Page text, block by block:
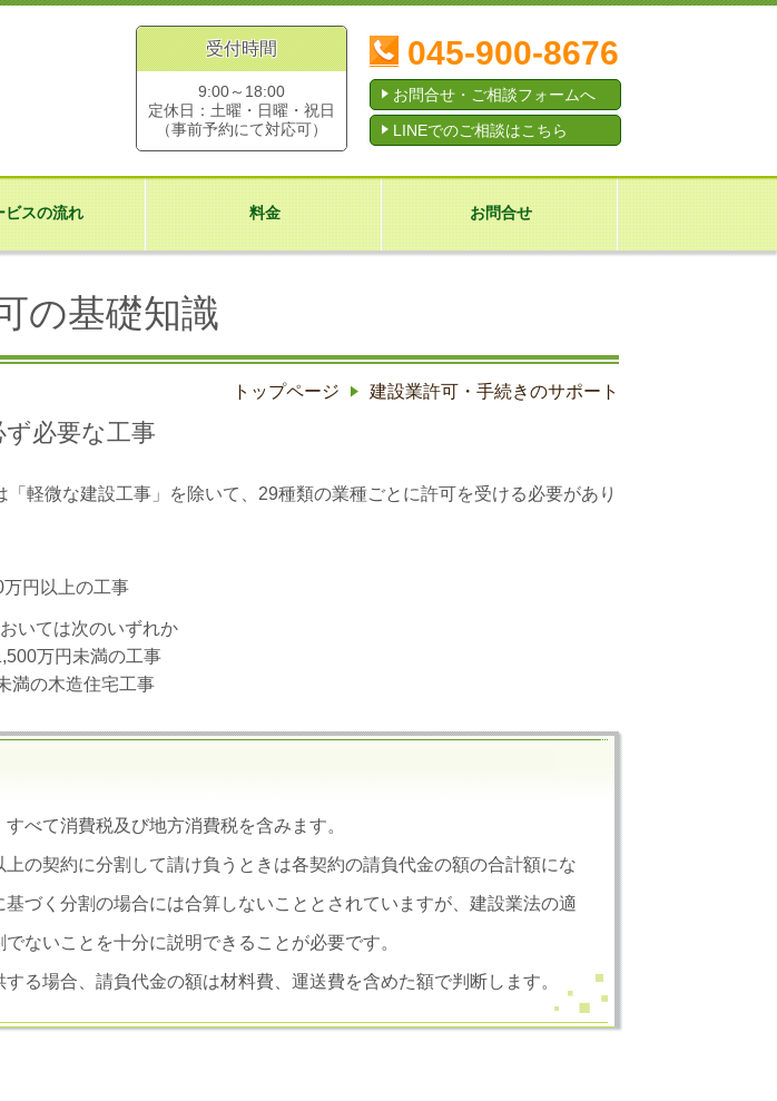
受付時間
9:00～18:00
定休日：土曜・日曜・祝日
（事前予約にて対応可）
045-900-8676
お問合せ・ご相談フォームへ
LINEでのご相談はこちら
ビスの流れ 料金 お問合せ
の基礎知識
トップページ 建設業許可・手続きのサポート
必要な工事
「軽微な建設工事」を除いて、 29種類の業種ごとに許可を受ける必要があり
円以上の工事
いては次のいずれか
万円未満の工事
満の木造住宅工事
すべて消費税及び地方消費税を含みます。
上の契約に分割して請け負うときは各契約の請負代金の額の合計額にな
基づく分割の場合には合算しないこととされていますが、建設業法の適
ないことを十分に説明できることが必要です。
する場合、請負代金の額は材料費、運送費を含めた額で判断します。